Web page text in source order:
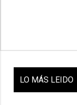
LO MÁS LEIDO